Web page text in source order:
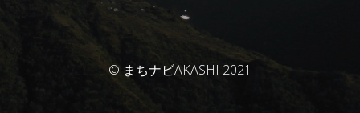
© まちナビAKASHI 2021